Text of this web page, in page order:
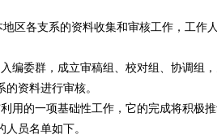
各支系的资料收集和审核工作，工作
编委群，成立审稿组、校对组、协调组
资料进行审核。
用的一项基础性工作，它的完成将积极
员名单如下。